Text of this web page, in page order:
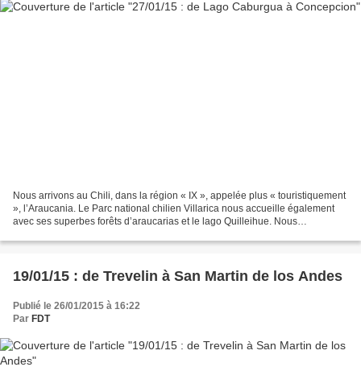
Nous arrivons au Chili, dans la région « IX », appelée plus « touristiquement
», l’Araucania. Le Parc national chilien Villarica nous accueille également
avec ses superbes forêts d’araucarias et le lago Quilleihue. Nous
19/01/15 : de Trevelin à San Martin de los Andes
Publié le 26/01/2015 à 16:22
Par FDT